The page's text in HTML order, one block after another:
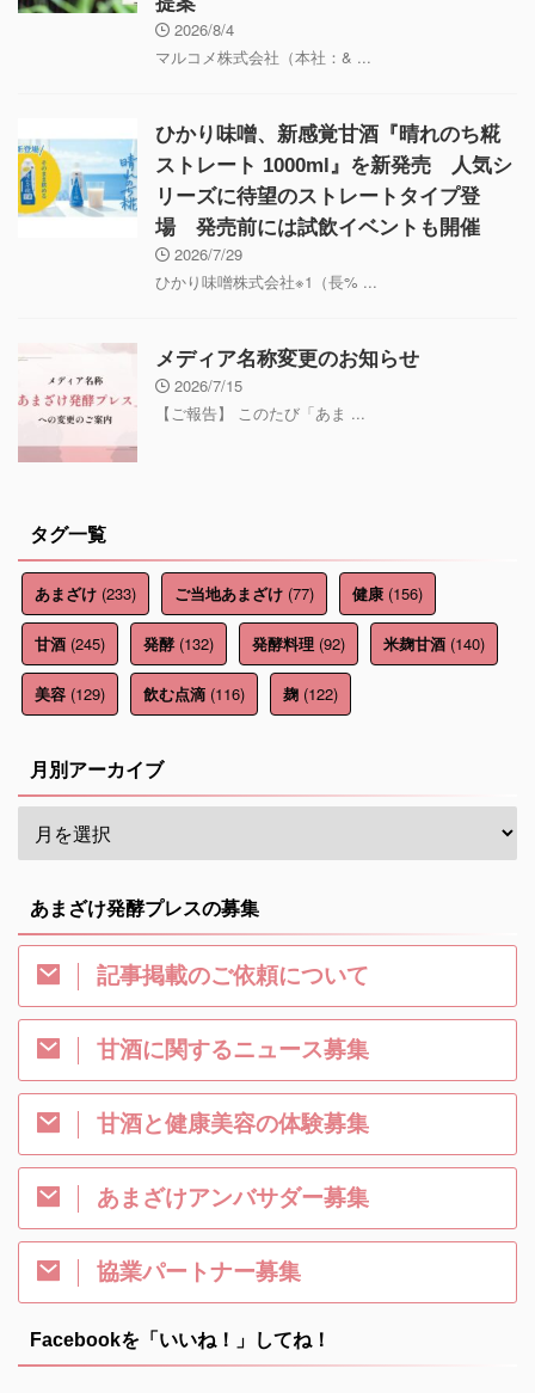
2026/8/4
マルコメ株式会社（本社：& ...
ひかり味噌、新感覚甘酒『晴れのち糀
ストレート 1000ml』を新発売 人気シ
リーズに待望のストレートタイプ登
場 発売前には試飲イベントも開催
2026/7/29
ひかり味噌株式会社※1（長% ...
メディア名称変更のお知らせ
2026/7/15
【ご報告】 このたび「あま ...
タグ一覧
あまざけ (233) ご当地あまざけ (77) 健康 (156)
甘酒 (245) 発酵(132) 発酵料理 (92) 米麹甘酒 (140)
美容 (129) 飲む点滴 (116) 麹 (122)
月別アーカイブ
あまざけ発酵プレスの募集
記事掲載のご依頼について
甘酒に関するニュース募集
甘酒と健康美容の体験募集
あまざけアンバサダー募集
協業パートナー募集
Facebookを「いいね！」してね！